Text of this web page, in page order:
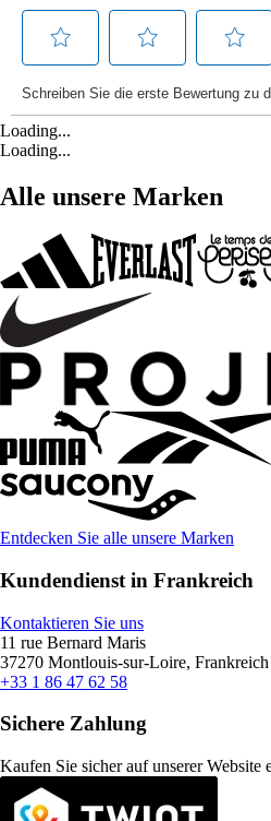
Loading...
Loading...
Alle unsere Marken
Entdecken Sie alle unsere Marken
Kundendienst in Frankreich
Kontaktieren Sie uns
11 rue Bernard Maris
37270 Montlouis-sur-Loire, Frankreich
+33 1 86 47 62 58
Sichere Zahlung
Kaufen Sie sicher auf unserer Website